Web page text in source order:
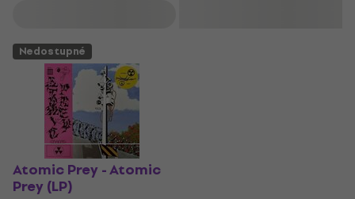
Nedostupné
Atomic Prey - Atomic
Prey (LP)